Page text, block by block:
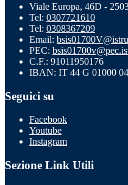
Viale Europa, 46D -
Tel: 0307721610
Tel: 0308367209
Email:
PEC:
C.F.: 91011950176
IBAN: IT 44 G 01000
Seguici su
Facebook
Youtube
Instagram
Sezione Link Utili